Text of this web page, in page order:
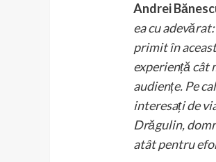
Andrei
ea cu
primit în
experiență cât
audiențe. Pe
interesați de
Drăgulin,
atât pentru